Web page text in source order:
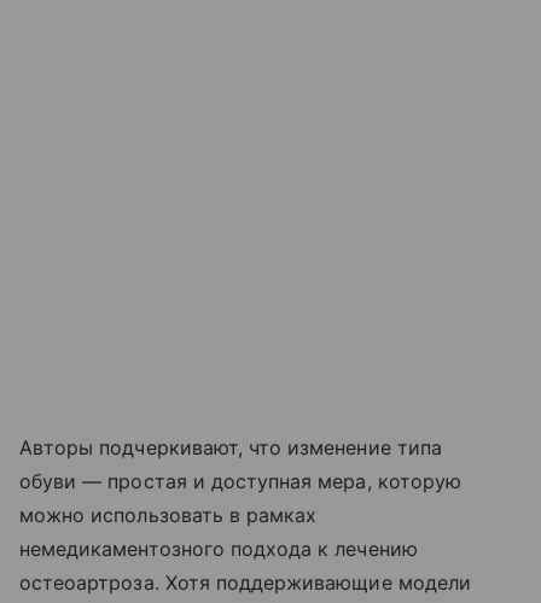
Авторы подчеркивают, что изменение типа
обуви — простая и доступная мера, которую
можно использовать в рамках
немедикаментозного подхода к лечению
остеоартроза. Хотя поддерживающие модели